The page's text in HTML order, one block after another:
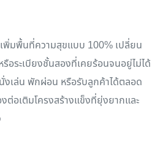
มพื้นที่ความสุขแบบ 100% เปลี่ยน
อระเบียงชั้นสองที่เคยร้อนจนอยู่ไม่ได้
งเล่น พักผ่อน หรือรับลูกค้าได้ตลอด
ต่อเติมโครงสร้างแข็งที่ยุ่งยากและ